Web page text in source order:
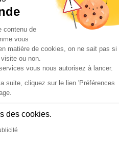
Tous les facteurs
c’est le service
de La Poste de faire des
On est en train de lui
aurez du courrier tous les
: "76 000 facteurs en
tout le temps. Et quand,
n’est pas de la fiction. C’est